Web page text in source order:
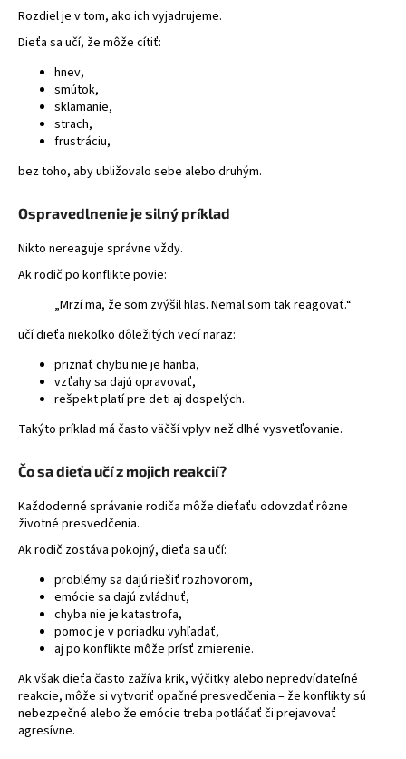
Rozdiel je v tom, ako ich vyjadrujeme.
Dieťa sa učí, že môže cítiť:
hnev,
smútok,
sklamanie,
strach,
frustráciu,
bez toho, aby ubližovalo sebe alebo druhým.
Ospravedlnenie je silný príklad
Nikto nereaguje správne vždy.
Ak rodič po konflikte povie:
„Mrzí ma, že som zvýšil hlas. Nemal som tak reagovať.“
učí dieťa niekoľko dôležitých vecí naraz:
priznať chybu nie je hanba,
vzťahy sa dajú opravovať,
rešpekt platí pre deti aj dospelých.
Takýto príklad má často väčší vplyv než dlhé vysvetľovanie.
Čo sa dieťa učí z mojich reakcií?
Každodenné správanie rodiča môže dieťaťu odovzdať rôzne
životné presvedčenia.
Ak rodič zostáva pokojný, dieťa sa učí:
problémy sa dajú riešiť rozhovorom,
emócie sa dajú zvládnuť,
chyba nie je katastrofa,
pomoc je v poriadku vyhľadať,
aj po konflikte môže prísť zmierenie.
Ak však dieťa často zažíva krik, výčitky alebo nepredvídateľné
reakcie, môže si vytvoriť opačné presvedčenia – že konflikty sú
nebezpečné alebo že emócie treba potláčať či prejavovať
agresívne.